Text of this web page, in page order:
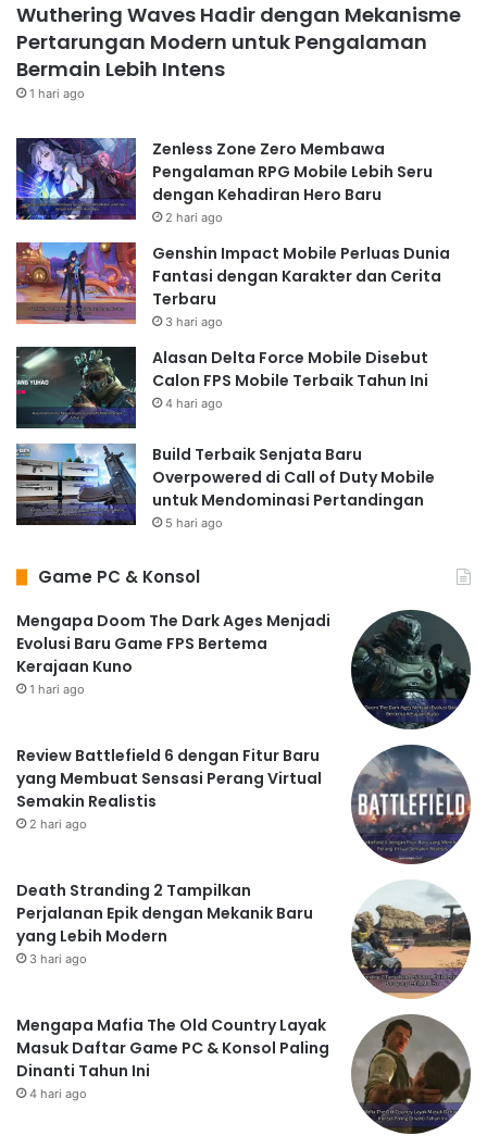
Wuthering Waves Hadir dengan Mekanisme
Pertarungan Modern untuk Pengalaman
Bermain Lebih Intens
1 hari ago
Zenless Zone Zero Membawa
Pengalaman RPG Mobile Lebih Seru
dengan Kehadiran Hero Baru
2 hari ago
Genshin Impact Mobile Perluas Dunia
Fantasi dengan Karakter dan Cerita
Terbaru
3 hari ago
Alasan Delta Force Mobile Disebut
Calon FPS Mobile Terbaik Tahun Ini
4 hari ago
Build Terbaik Senjata Baru
Overpowered di Call of Duty Mobile
untuk Mendominasi Pertandingan
5 hari ago
Game PC & Konsol
Mengapa Doom The Dark Ages Menjadi
Evolusi Baru Game FPS Bertema
Kerajaan Kuno
1 hari ago
Review Battlefield 6 dengan Fitur Baru
yang Membuat Sensasi Perang Virtual
Semakin Realistis
2 hari ago
Death Stranding 2 Tampilkan
Perjalanan Epik dengan Mekanik Baru
yang Lebih Modern
3 hari ago
Mengapa Mafia The Old Country Layak
Masuk Daftar Game PC & Konsol Paling
Dinanti Tahun Ini
4 hari ago